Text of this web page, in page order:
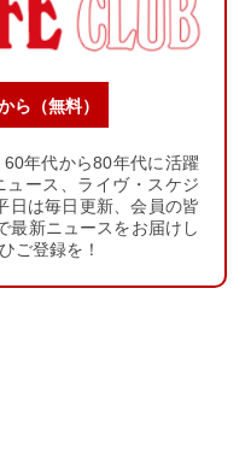
ら（無料）
年代から80年代に活躍
ュース、ライヴ・スケジ
日は毎日更新、会員の皆
最新ニュースをお届けし
ご登録を！